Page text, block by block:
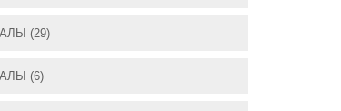
(29)
(6)